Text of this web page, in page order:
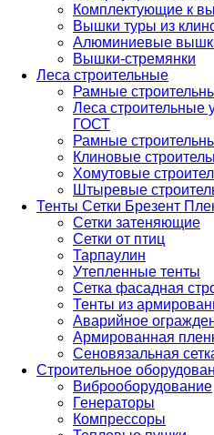
Комплектующие к
Вышки туры из
Алюминиевые
Вышки-стремянки
Леса строительные
Рамные
Леса
ГОСТ
Рамные
Клиновые
Хомутовые
Штыревые
Тенты Сетки Брезент
Сетки затеняющие
Сетки от птиц
Тарпаулин
Утепленные тенты
Сетка фасадная
Тенты из
Аварийное
Армированная
Сеновязальная
Строительное
Виброоборудование
Генераторы
Компрессоры